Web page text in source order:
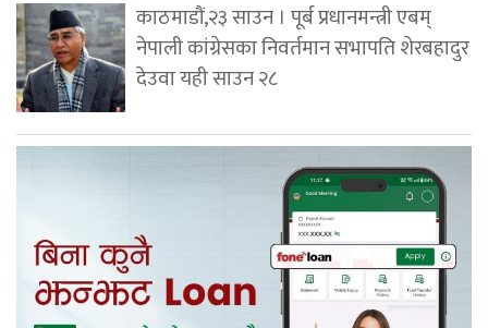
काठमाडौं,२३ साउन । पूर्ब प्रधानमन्त्री एबम्
नेपाली कांग्रेसका निवर्तमान सभापति शेरबहादुर
देउवा यही साउन २८